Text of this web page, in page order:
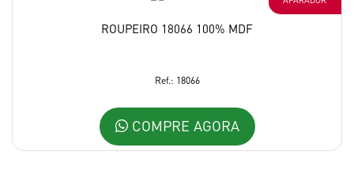
ROUPEIRO 18066 100% MDF
Ref.: 18066
COMPRE AGORA